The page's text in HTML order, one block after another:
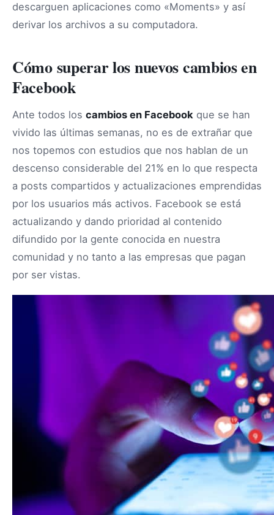
descarguen aplicaciones como «Moments» y así
derivar los archivos a su computadora.
Cómo superar los nuevos cambios en
Facebook
Ante todos los cambios en Facebook que se han
vivido las últimas semanas, no es de extrañar que
nos topemos con estudios que nos hablan de un
descenso considerable del 21% en lo que respecta
a posts compartidos y actualizaciones emprendidas
por los usuarios más activos. Facebook se está
actualizando y dando prioridad al contenido
difundido por la gente conocida en nuestra
comunidad y no tanto a las empresas que pagan
por ser vistas.